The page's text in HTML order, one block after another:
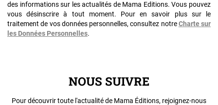
des informations sur les actualités de Mama Editions. Vous pouvez
vous désinscrire à tout moment. Pour en savoir plus sur le
traitement de vos données personnelles, consultez notre Charte sur
les Données Personnelles.
NOUS SUIVRE
Pour découvrir toute l'actualité de Mama Éditions, rejoignez-nous